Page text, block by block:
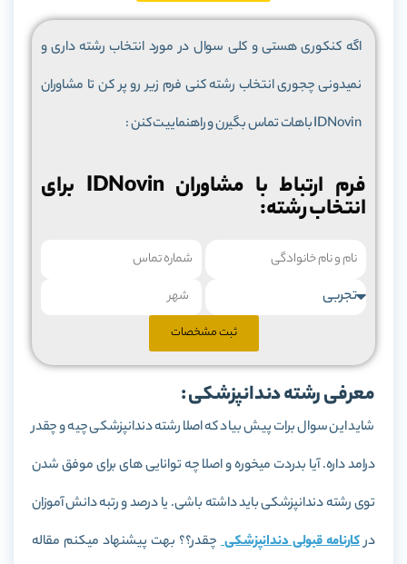
اگه کنکوری هستی و کلی سوال در مورد انتخاب رشته داری و
نمیدونی چجوری انتخاب رشته کنی فرم زیر رو پر کن تا مشاوران
IDNovin باهات تماس بگیرن و راهنماییت کنن :
فرم ارتباط با مشاوران IDNovin برای
انتخاب رشته:
ثبت مشخصات
معرفی رشته دندانپزشکی :
شاید این سوال برات پیش بیاد که اصلا رشته دندانپزشکی چیه و چقدر
درامد داره. آیا بدردت میخوره و اصلا چه توانایی های برای موفق شدن
توی رشته دندانپزشکی باید داشته باشی. یا درصد و رتبه دانش آموزان
درکارنامه قبولی دندانپزشکی چقدر؟؟ بهت پیشنهاد میکنم مقاله